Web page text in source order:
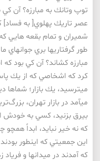
توپ وتانك به مبارزه؟ آن كي
عصر تاريك پهلوي[ به
شميران و تمام بقعه هايي
طور گرفتاريها بري جوانهاي
مبارزه كشاند؟ آن كي بود
كرد كه اشخاصي كه از يك
ميترسيد، يك بازار؛ شماها
ميآمد در بازار تهران،
بيرق بزنيد، كسي به خودش
كه نه خير نبايد، ابداً همچو
اين جمعيتي كه اينطور
كه آمدند در ميدانها و